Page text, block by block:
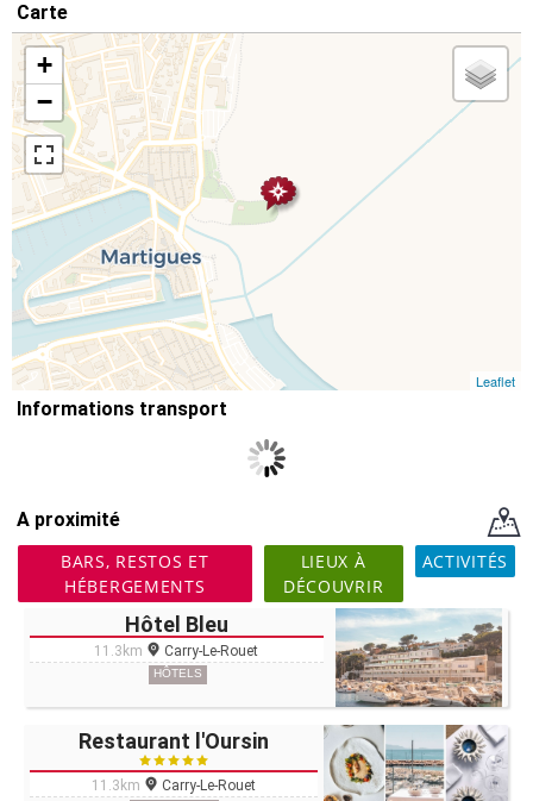
Carte
+
−
Leaflet
Informations transport
A proximité
BARS, RESTOS ET
HÉBERGEMENTS
LIEUX À
DÉCOUVRIR
ACTIVITÉS
Hôtel Bleu
11.3km Carry-Le-Rouet
HÔTELS
Restaurant l'Oursin
11.3km Carry-Le-Rouet